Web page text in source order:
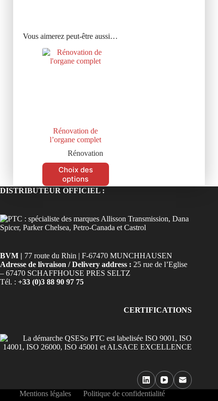
Vous aimerez peut-être aussi…
Rénovation de
l’organe complet
Rénovation
Choix des
options
DISTRIBUTEUR OFFICIEL :
BVM | 77 route du Rhin | F-67470 MUNCHHAUSEN
Adresse de livraison / Delivery address : 25 rue de l’Eglise
– 67470 SCHAFFHOUSE PRES SELTZ
Tél. : +33 (0)3 88 90 97 75
CERTIFICATIONS
Mentions légales Politique de confidentialité